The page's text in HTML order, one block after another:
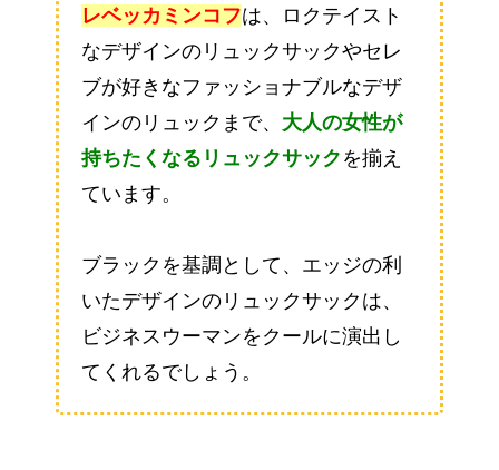
レベッカミンコフは、ロクテイスト
なデザインのリュックサックやセレ
ブが好きなファッショナブルなデザ
インのリュックまで、 大人の女性が
持ちたくなるリュックサック を揃え
ています。
ブラックを基調として、エッジの利
いたデザインのリュックサックは、
ビジネスウーマンをクールに演出し
てくれるでしょう。